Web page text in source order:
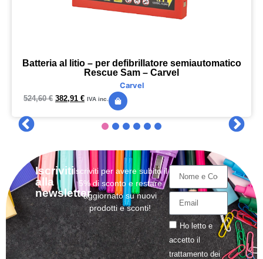
Batteria al litio – per defibrillatore semiautomatico
Rescue Sam – Carvel
Carvel
524,60€ 382,91 € IVA inc.
Iscriviti
alla
newsletter
Iscriviti per avere subito il
5% di sconto e restare
aggiornato su nuovi
prodotti e sconti!
Ho letto e
accetto il
trattamentodei